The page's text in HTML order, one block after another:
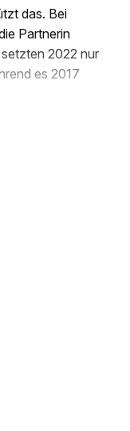
das. Bei
Partnerin
2022 nur
es 2017